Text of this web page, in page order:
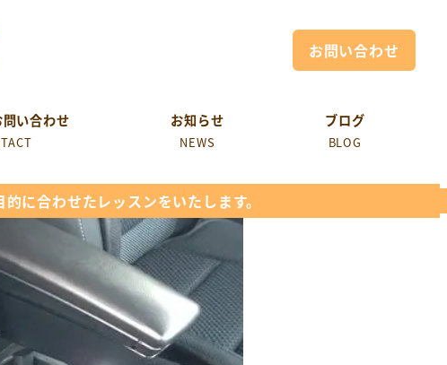
お問い合わせ
い合わせ お知らせ
NEWS
ブログ
BLOG
に合わせたレッスンをいたします。